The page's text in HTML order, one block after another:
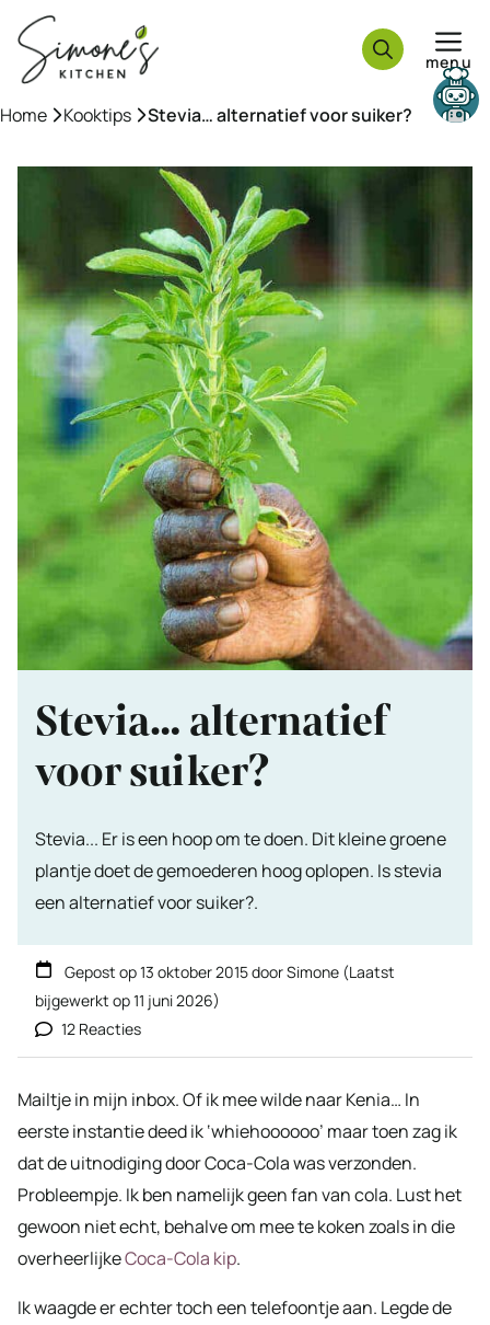
naar
inhoud
menu
Home »Kooktips »Stevia… alternatief voor suiker?
Stevia… alternatief
voor suiker?
Stevia... Er is een hoop om te doen. Dit kleine groene
plantje doet de gemoederen hoog oplopen. Is stevia
een alternatief voor suiker?.
Gepost op13 oktober 2015doorSimone (Laatst
bijgewerkt op11 juni 2026)
12 Reacties
Mailtje in mijn inbox. Of ik mee wilde naar Kenia… In
eerste instantie deed ik ‘whiehoooooo’ maar toen zag ik
dat de uitnodiging door Coca-Cola was verzonden.
Probleempje. Ik ben namelijk geen fan van cola. Lust het
gewoon niet echt, behalve om mee te koken zoals in die
overheerlijkeCoca-Cola kip.
Ik waagde er echter toch een telefoontje aan. Legde de
Need help?